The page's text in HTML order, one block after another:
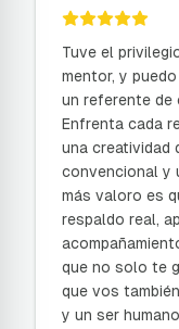
Tuve el
mentor, y
un referente de
Enfrenta cada
una creatividad
convencional y
más valoro es
respaldo real,
que no solo te
que vos
y un ser